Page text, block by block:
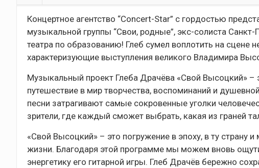
Концертное агентство “Concert-Star” с гордостью
музыкальной группы “Свои, родные”, экс-солиста
театра по образованию! Глеб сумел воплотить на
характеризующие выступления великого Владимира
Музыкальный проект Глеба Драчёва «Свой Высоцкий» –
путешествие в мир творчества, воспоминаний и
песни затрагивают самые сокровенные уголки
зрители, где каждый сможет выбрать, какая из граней
«Свой Высоцкий» – это погружение в эпоху, в ту
жизни. Благодаря этой программе мы можем вновь
энергетику его гитарной игры. Глеб Драчёв бережно